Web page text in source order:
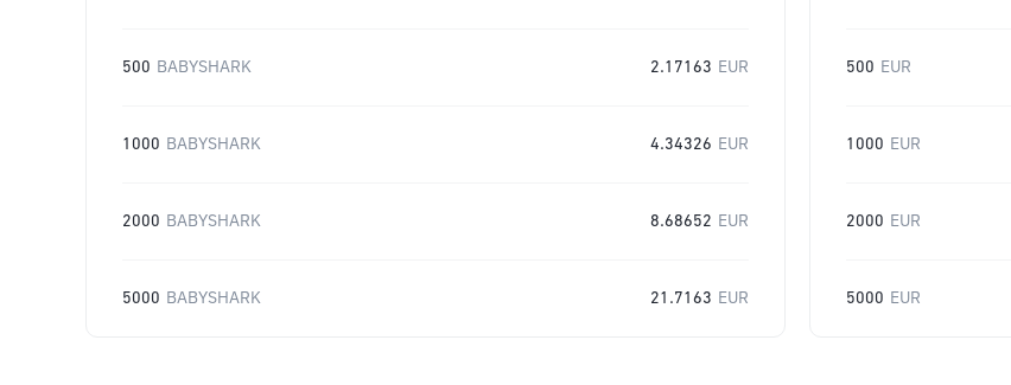
500 BABYSHARK 2.17163 EUR
1000 BABYSHARK 4.34326 EUR
2000 BABYSHARK 8.68652 EUR
5000 BABYSHARK 21.7163 EUR
500 EUR
1000 EUR
2000 EUR
5000 EUR